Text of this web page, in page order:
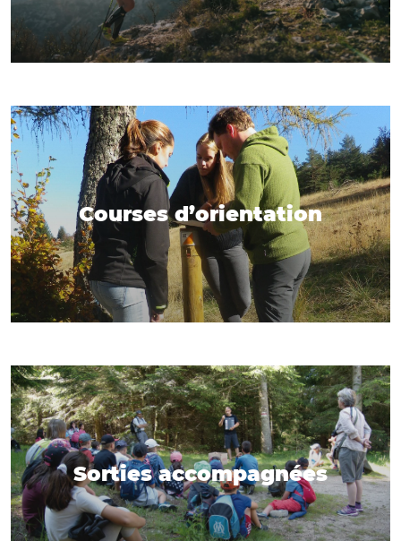
Courses d’orientation
Sorties accompagnées